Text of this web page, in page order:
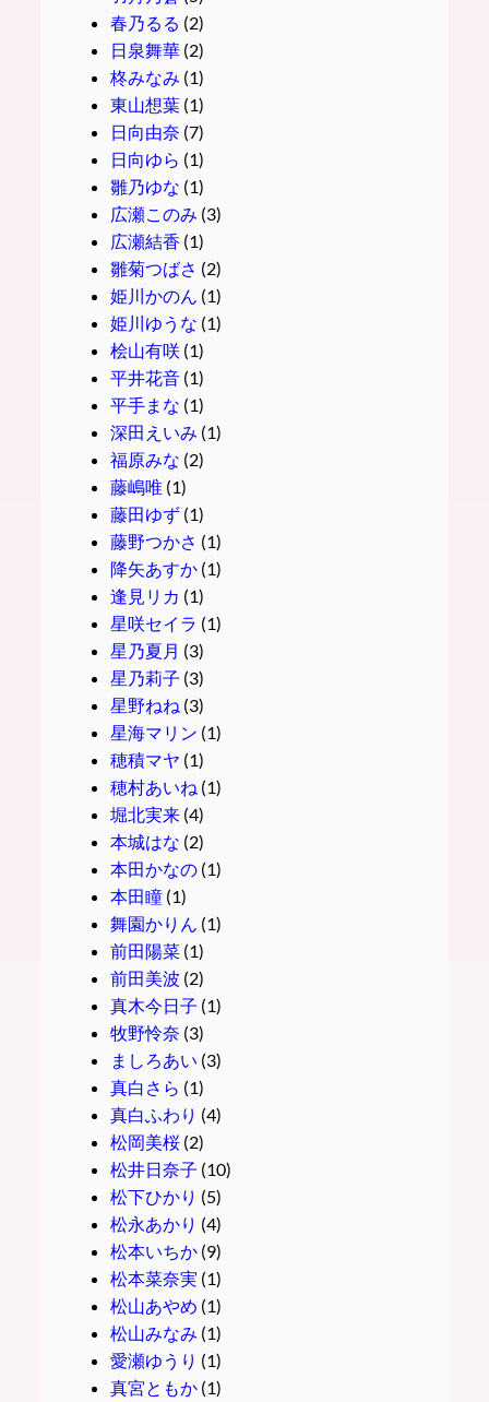
春乃るる (2)
日泉舞華(2)
柊みなみ (1)
東山想葉(1)
日向由奈 (7)
日向ゆら (1)
雛乃ゆな (1)
広瀬このみ (3)
広瀬結香 (1)
雛菊つばさ (2)
姫川かのん (1)
姫川ゆうな (1)
桧山有咲(1)
平井花音(1)
平手まな (1)
深田えいみ (1)
福原みな (2)
藤嶋唯(1)
藤田ゆず(1)
藤野つかさ (1)
降矢あすか(1)
逢見リカ (1)
星咲セイラ (1)
星乃夏月 (3)
星乃莉子 (3)
星野ねね (3)
星海マリン (1)
穂積マヤ (1)
穂村あいね (1)
堀北実来(4)
本城はな (2)
本田かなの(1)
本田瞳(1)
舞園かりん (1)
前田陽菜(1)
前田美波 (2)
真木今日子 (1)
牧野怜奈 (3)
ましろあい (3)
真白さら (1)
真白ふわり (4)
松岡美桜(2)
松井日奈子 (10)
松下ひかり (5)
松永あかり (4)
松本いちか(9)
松本菜奈実 (1)
松山あやめ (1)
松山みなみ (1)
愛瀬ゆうり (1)
真宮ともか(1)